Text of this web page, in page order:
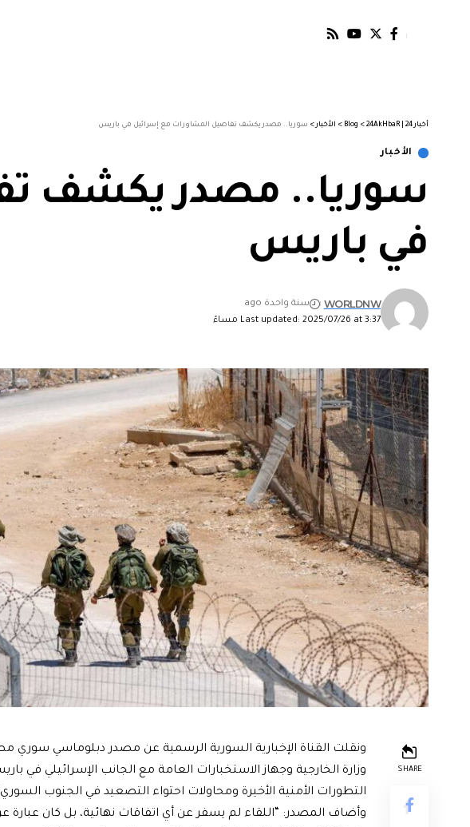
أخبار 24 | 24AkHbaR >
Blog
> الأخبار > سوريا.. مصدر يكشف تفاصيل المشاورات مع إسرائيل في باريس
الأخبار
سوريا.. مصدر يكشف
في باريس
Last updated: 2025/07/26 at 3:37 مساءً
WORLDNW
سنة واحدة ago
SHARE
ونقلت القناة الإخبارية السورية الرسمية عن مصدر دبلوماسي سوري
وزارة الخارجية وجهاز الاستخبارات العامة مع الجانب الإسرائيلي في
التطورات الأمنية الأخيرة ومحاولات احتواء التصعيد في الجنوب
وأضاف المصدر: “اللقاء لم يسفر عن أي اتفاقات نهائية، بل كان